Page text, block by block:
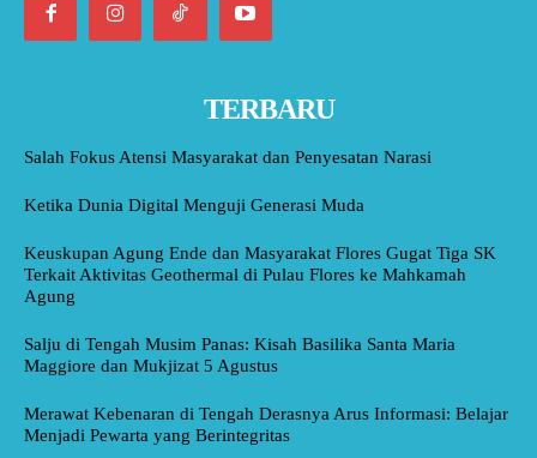
TERBARU
Salah Fokus Atensi Masyarakat dan Penyesatan Narasi
Ketika Dunia Digital Menguji Generasi Muda
Keuskupan Agung Ende dan Masyarakat Flores Gugat Tiga SK
Terkait Aktivitas Geothermal di Pulau Flores ke Mahkamah
Agung
Salju di Tengah Musim Panas: Kisah Basilika Santa Maria
Maggiore dan Mukjizat 5 Agustus
Merawat Kebenaran di Tengah Derasnya Arus Informasi: Belajar
Menjadi Pewarta yang Berintegritas